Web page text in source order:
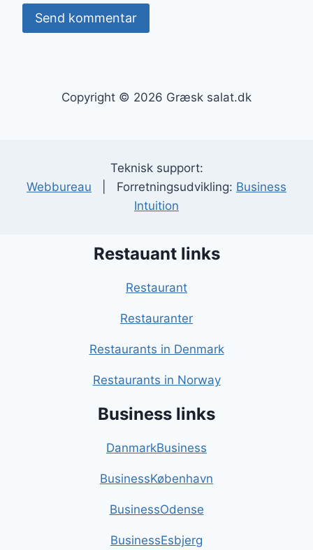
Copyright © 2026 Græsk salat.dk
Teknisk support:
Webbureau | Forretningsudvikling: Business
Intuition
Restauant links
Restaurant
Restauranter
Restaurants in Denmark
Restaurants in Norway
Business links
DanmarkBusiness
BusinessKøbenhavn
BusinessOdense
BusinessEsbjerg